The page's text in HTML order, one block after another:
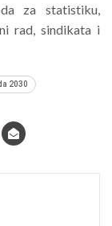
za statistiku,
rad, sindikata i
2030